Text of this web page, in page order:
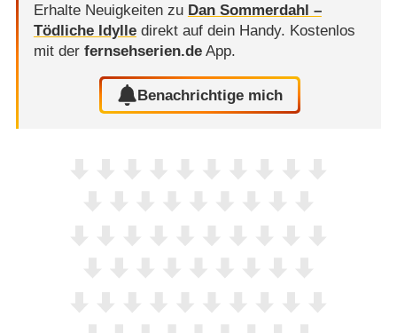
Erhalte Neuigkeiten zu Dan Sommerdahl –
Tödliche Idylledirekt auf dein Handy. Kostenlos
mit der fernsehserien.deApp.
Benachrichtige mich